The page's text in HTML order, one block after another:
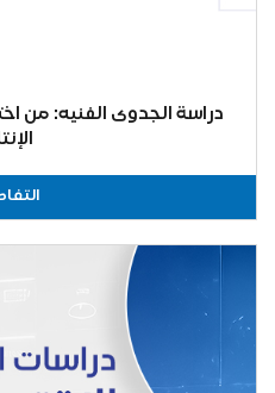
دراسة الجدوى الفنيه: من